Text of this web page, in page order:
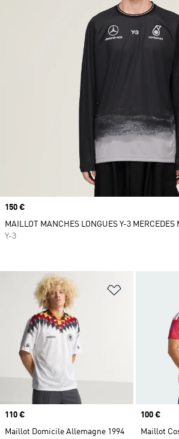
Ajouter à la
Prix
110 €
Maillot Domicile Allemagne 1994
Prix
100 €
Maillot
Prix
150 €
MAILLOT MANCHES LONGUES Y-3 MERCEDES
Y-3